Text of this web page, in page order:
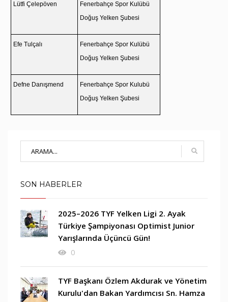
Lütfi Çelepöven
Fenerbahçe Spor Kulübü
Doğuş Yelken Şubesi
Efe Tulçalı
Fenerbahçe Spor Kulübü
Doğuş Yelken Şubesi
Defne Danışmend
Fenerbahçe Spor Kulubü
Doğuş Yelken Şubesi
SON HABERLER
2025–2026 TYF Yelken Ligi 2. Ayak
Türkiye Şampiyonası Optimist Junior
Yarışlarında Üçüncü Gün!
0
TYF Başkanı Özlem Akdurak ve Yönetim
Kurulu'dan Bakan Yardımcısı Sn. Hamza